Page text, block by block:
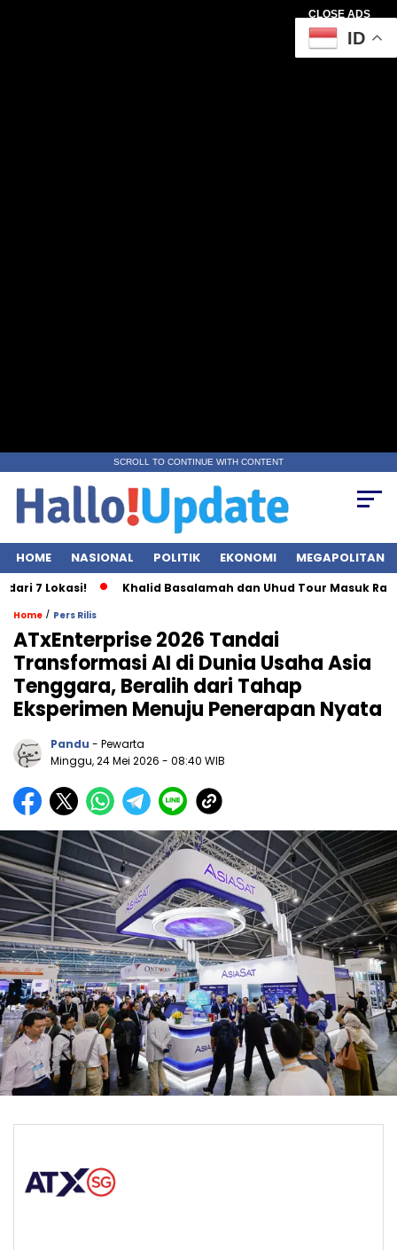
CLOSE ADS
SCROLL TO CONTINUE WITH CONTENT
HOME NASIONAL POLITIK EKONOMI MEGAPOLITAN
Khalid Basalamah dan Uhud Tour Masuk Radar KPK
Home / Pers Rilis
ATxEnterprise 2026 Tandai
Transformasi AI di Dunia Usaha Asia
Tenggara, Beralih dari Tahap
Eksperimen Menuju Penerapan Nyata
Pandu - Pewarta
Minggu, 24 Mei 2026 - 08:40 WIB
ID